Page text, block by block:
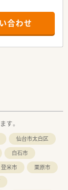
時2～3名体制で業
を地域密着型で
においてスムーズ
、月10時間以内
据えて長く働く
、お休みも取得し
合わせ
す。
仙台市太白区
白石市
登米市
栗原市